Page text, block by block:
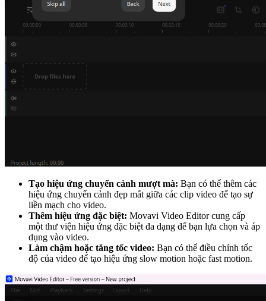
Tạo hiệu ứng chuyển cảnh mượt mà: Bạn có thể thêm các
hiệu ứng chuyển cảnh đẹp mắt giữa các clip video để tạo sự
liền mạch cho video.
Thêm hiệu ứng đặc biệt: Movavi Video Editor cung cấp
một thư viện hiệu ứng đặc biệt đa dạng để bạn lựa chọn và áp
dụng vào video.
Làm chậm hoặc tăng tốc video: Bạn có thể điều chỉnh tốc
độ của video để tạo hiệu ứng slow motion hoặc fast motion.